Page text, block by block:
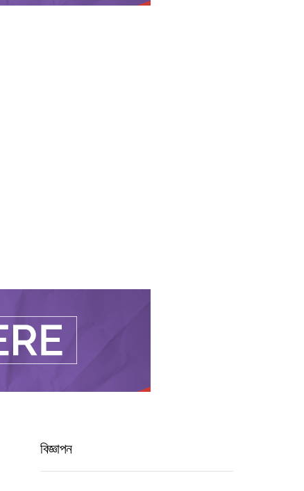
বিজ্ঞাপন